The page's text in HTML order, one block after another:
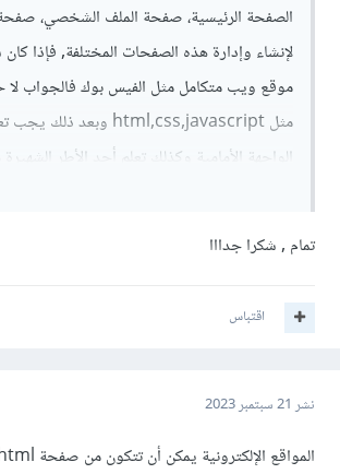
الصفحة الرئيسية، صفحة الملف الشخصي،
موقع ويب متكامل مثل الفيس بوك فالجواب
تمام , شكرا جدااا
اقتباس
نشر 21 سبتمبر 2023